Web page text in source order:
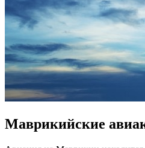
Маврикийские